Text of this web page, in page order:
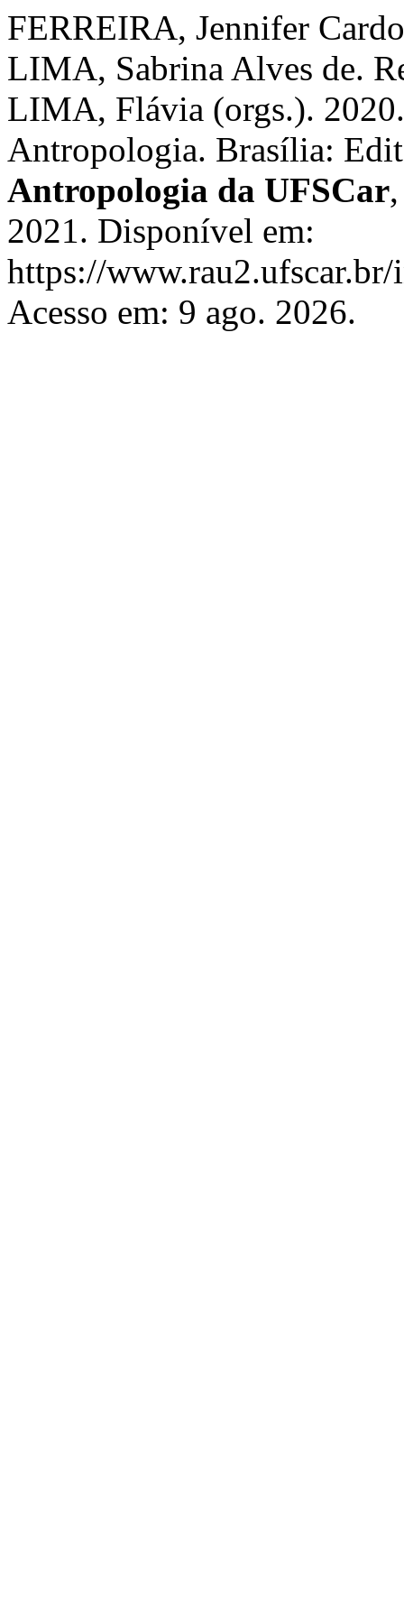
FERREIRA, Jennifer
LIMA, Sabrina Alves de.
LIMA, Flávia (orgs.).
Antropologia. Brasília:
Antropologia da UFSCar
2021. Disponível em:
https://
Acesso em: 9 ago. 2026.